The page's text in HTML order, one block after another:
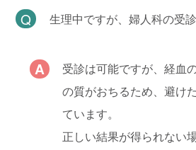
生理中ですが、婦人科の受
受診は可能ですが、経血
の質がおちるため、避け
ています。
正しい結果が得られない